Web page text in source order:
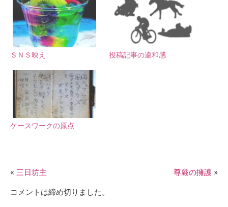
ＳＮＳ映え 投稿記事の違和感
ケースワークの原点
« 三日坊主 尊厳の擁護 »
コメントは締め切りました。